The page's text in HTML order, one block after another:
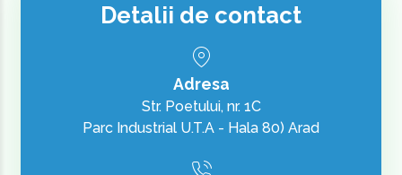
Detalii de contact
Adresa
Str. Poetului, nr. 1C
Parc Industrial U.T.A - Hala 80) Arad